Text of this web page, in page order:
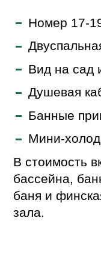
Номер 17-
Вид на сад
Душевая
Банные
Мини-
В стоимость
бассейна,
баня и
зала.